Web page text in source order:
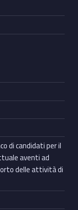
di candidati per il
aventi ad
delle attività di